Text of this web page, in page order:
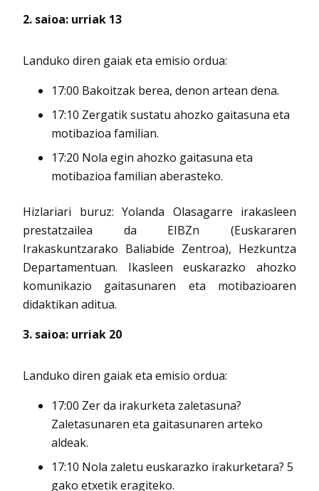
2. saioa: urriak 13
Landuko diren gaiak eta emisio ordua:
17:00 Bakoitzak berea, denon artean dena.
17:10 Zergatik sustatu ahozko gaitasuna eta
motibazioa familian.
17:20 Nola egin ahozko gaitasuna eta
motibazioa familian aberasteko.
Hizlariari buruz: Yolanda Olasagarre irakasleen
prestatzailea da EIBZn (Euskararen
Irakaskuntzarako Baliabide Zentroa), Hezkuntza
Departamentuan. Ikasleen euskarazko ahozko
komunikazio gaitasunaren eta motibazioaren
didaktikan aditua.
3. saioa: urriak 20
Landuko diren gaiak eta emisio ordua:
17:00 Zer da irakurketa zaletasuna?
Zaletasunaren eta gaitasunaren arteko
aldeak.
17:10 Nola zaletu euskarazko irakurketara? 5
gako etxetik eragiteko.